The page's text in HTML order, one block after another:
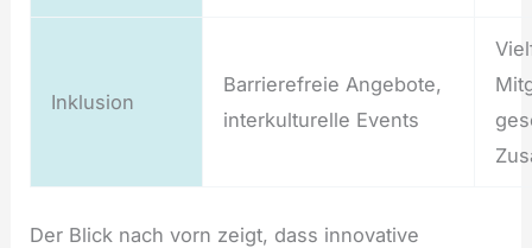
Inklusion
Barrierefreie Angebote,
interkulturelle Events
Der Blick nach vorn zeigt, dass innovative